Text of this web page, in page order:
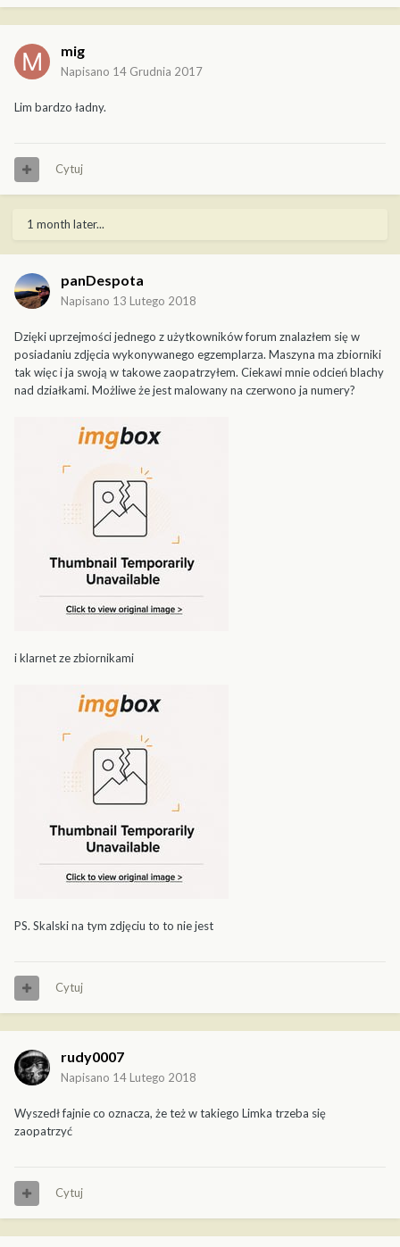
mig
Napisano 14 Grudnia 2017
Lim bardzo ładny.
Cytuj
1 month later...
panDespota
Napisano 13 Lutego 2018
Dzięki uprzejmości jednego z użytkowników forum znalazłem się w
posiadaniu zdjęcia wykonywanego egzemplarza. Maszyna ma zbiorniki
tak więc i ja swoją w takowe zaopatrzyłem. Ciekawi mnie odcień blachy
nad działkami. Możliwe że jest malowany na czerwono ja numery?
i klarnet ze zbiornikami
PS. Skalski na tym zdjęciu to to nie jest
Cytuj
rudy0007
Napisano 14 Lutego 2018
Wyszedł fajnie co oznacza, że też w takiego Limka trzeba się
zaopatrzyć
Cytuj